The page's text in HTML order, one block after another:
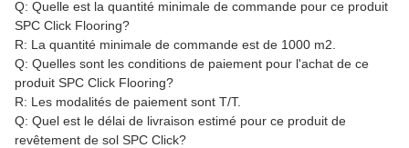
Q: Quelle est la quantité minimale de commande pour ce produit
SPC Click Flooring?
R: La quantité minimale de commande est de 1000 m2.
Q: Quelles sont les conditions de paiement pour l'achat de ce
produit SPC Click Flooring?
R: Les modalités de paiement sont T/T.
Q: Quel est le délai de livraison estimé pour ce produit de
revêtement de sol SPC Click?